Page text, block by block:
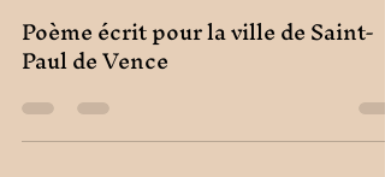
Vence
Poème écrit pour la ville de Saint-
Paul de Vence